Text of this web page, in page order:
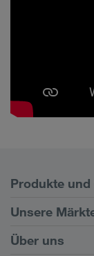
Produkte und
Kundenportal
Unsere
Europa
Über uns